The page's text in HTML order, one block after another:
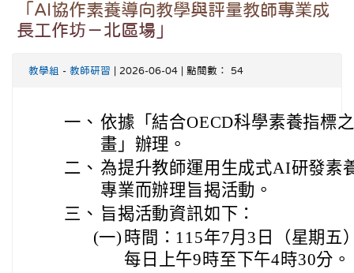
「AI協作素養導向教學與評量教師專業成
長工作坊－北區場」
教學組 - 教師研習 | 2026-06-04 | 點閱數： 54
一、 依據「結合OECD科學素養指標
畫」辦理。
二、 為提升教師運用生成式AI研發素
專業而辦理旨揭活動。
三、 旨揭活動資訊如下：
(一) 時間：115年7月3日（星期五
每日上午9時至下午4時30分。